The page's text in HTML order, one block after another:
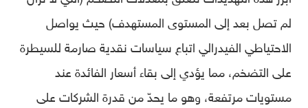
لم تصل بعد إلى المستوى المستهدف) حيث يواصل
الاحتياطي الفيدرالي اتباع سياسات نقدية صارمة للسيطرة
على التضخم، مما يؤدي إلى بقاء أسعار الفائدة عند
مستويات مرتفعة، وهو ما يحدّ من قدرة الشركات على